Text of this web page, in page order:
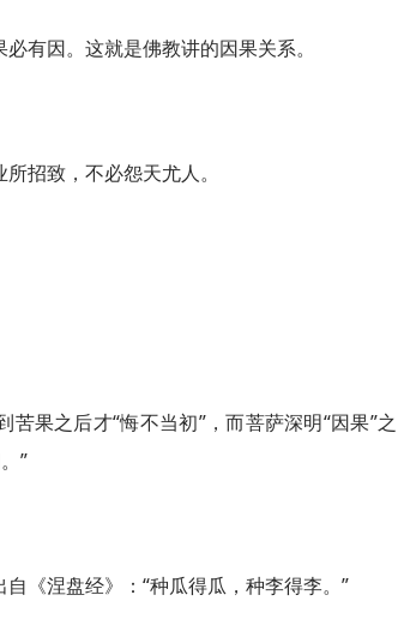
有因。这就是佛教讲的因果关系。
招致，不必怨天尤人。
果之后才“悔不当初”，而菩萨深明“因果”之
”
《涅盘经》：“种瓜得瓜，种李得李。”